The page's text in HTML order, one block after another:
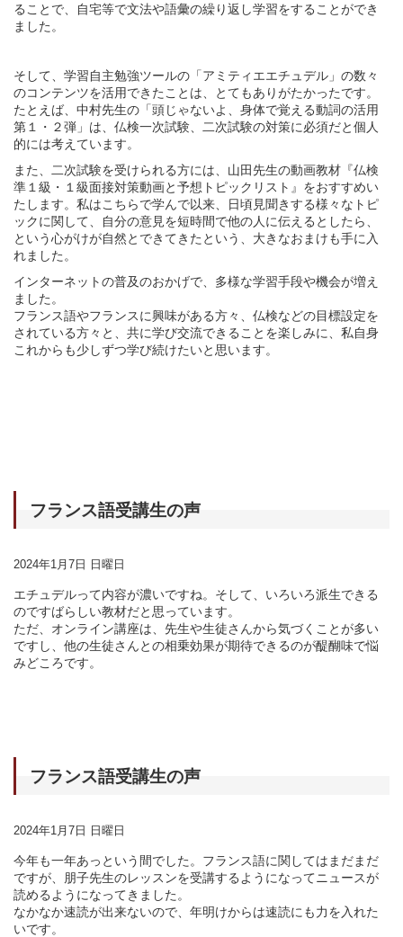
ることで、自宅等で文法や語彙の繰り返し学習をすることができ
ました。
そして、学習自主勉強ツールの「アミティエエチュデル」の数々
のコンテンツを活用できたことは、とてもありがたかったです。
たとえば、中村先生の「頭じゃないよ、身体で覚える動詞の活用
第１・２弾」は、仏検一次試験、二次試験の対策に必須だと個人
的には考えています。
また、二次試験を受けられる方には、山田先生の動画教材『仏検
準１級・１級面接対策動画と予想トピックリスト』をおすすめい
たします。私はこちらで学んで以来、日頃見聞きする様々なトピ
ックに関して、自分の意見を短時間で他の人に伝えるとしたら、
という心がけが自然とできてきたという、大きなおまけも手に入
れました。
インターネットの普及のおかげで、多様な学習手段や機会が増え
ました。
フランス語やフランスに興味がある方々、仏検などの目標設定を
されている方々と、共に学び交流できることを楽しみに、私自身
これからも少しずつ学び続けたいと思います。
フランス語受講生の声
2024年1月7日 日曜日
エチュデルって内容が濃いですね。そして、いろいろ派生できる
のですばらしい教材だと思っています。
ただ、オンライン講座は、先生や生徒さんから気づくことが多い
ですし、他の生徒さんとの相乗効果が期待できるのが醍醐味で悩
みどころです。
フランス語受講生の声
2024年1月7日 日曜日
今年も一年あっという間でした。フランス語に関してはまだまだ
ですが、朋子先生のレッスンを受講するようになってニュースが
読めるようになってきました。
なかなか速読が出来ないので、年明けからは速読にも力を入れた
いです。